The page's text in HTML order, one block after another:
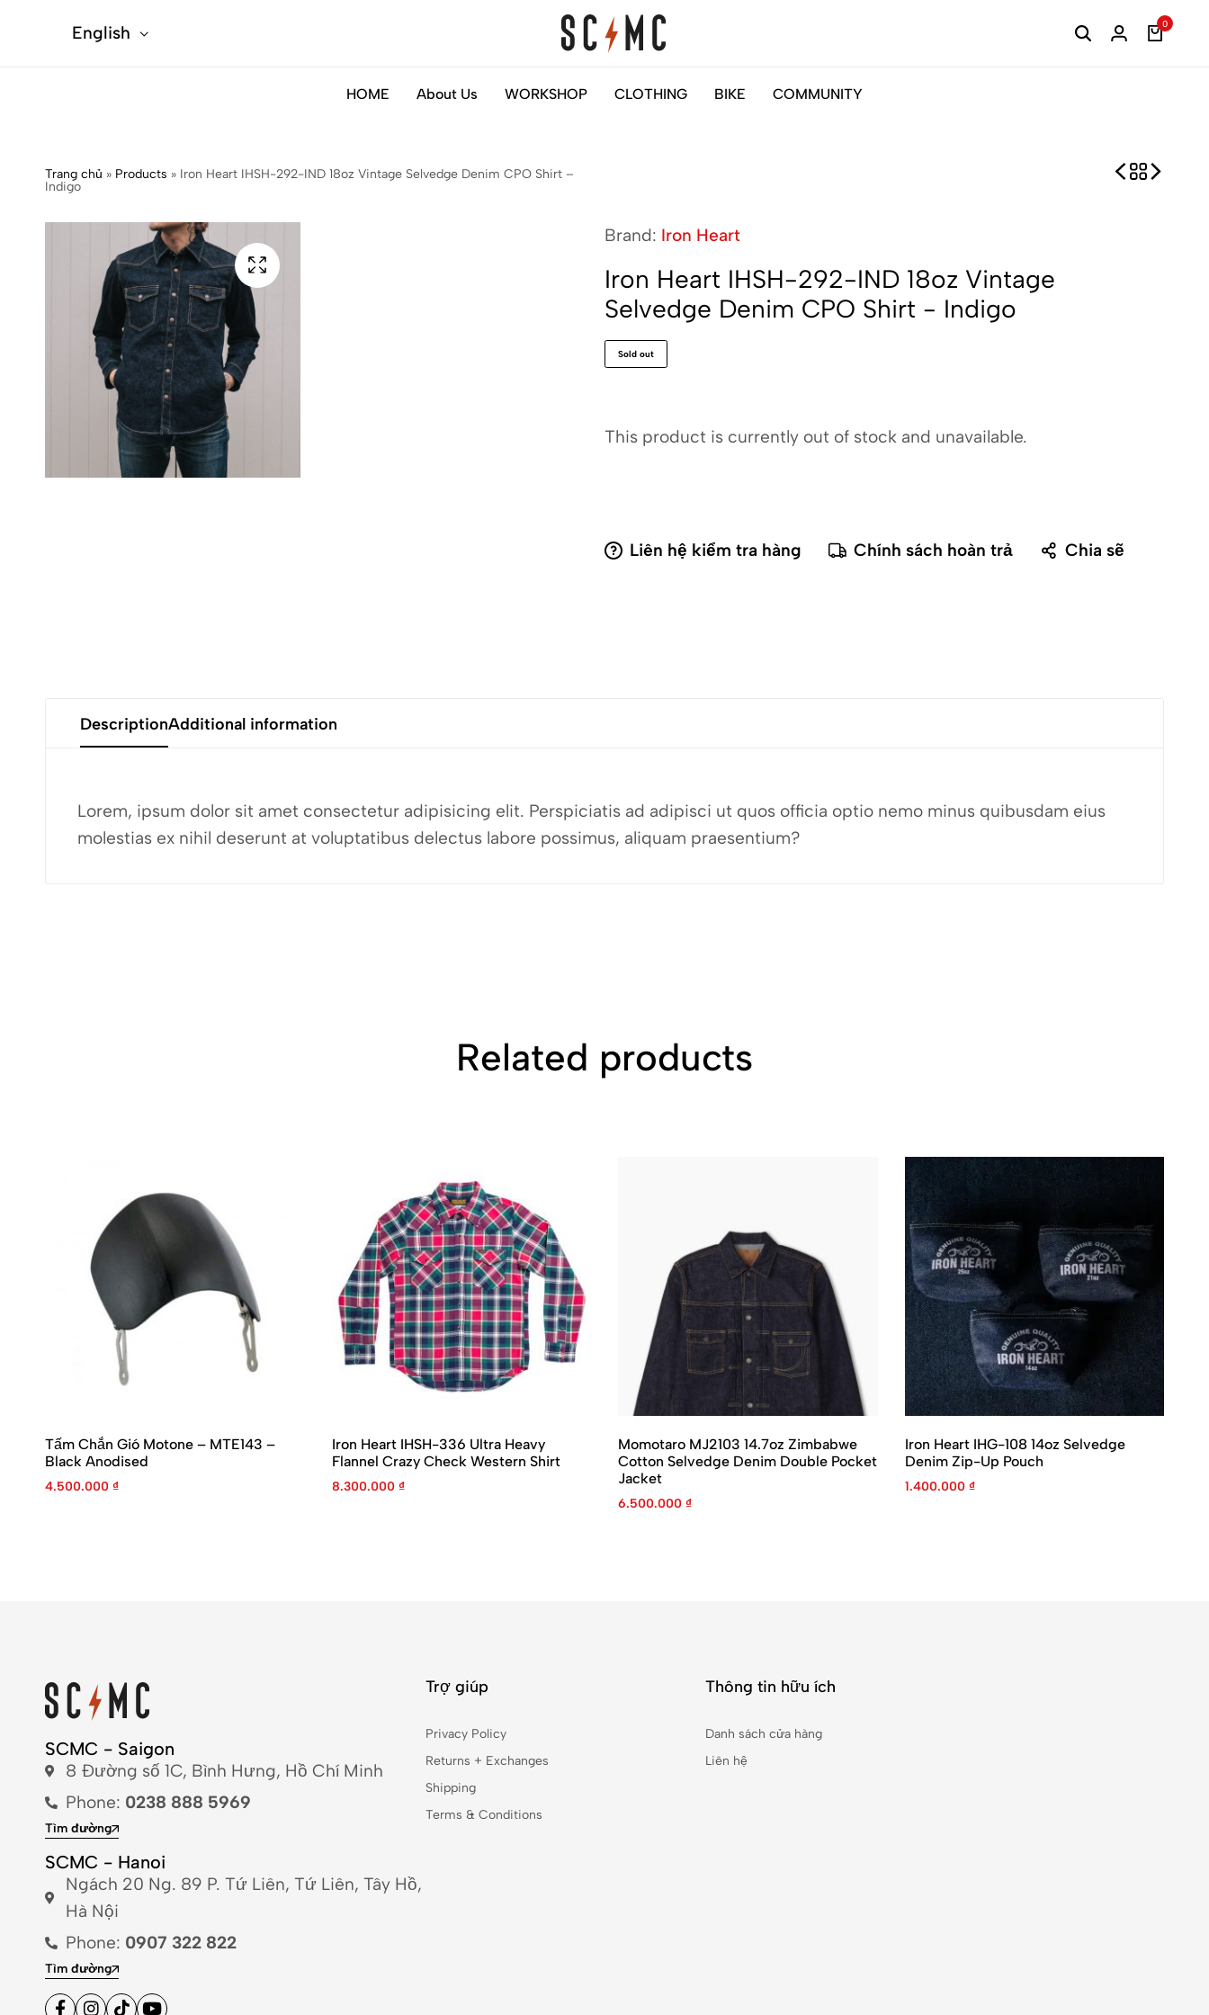
English
Classic
you
your
motorbike
0
HOME About Us WORKSHOP CLOTHING BIKE COMMUNITY
Trang chủ » Products » Iron Heart IHSH-292-IND 18oz Vintage Selvedge Denim CPO Shirt –
Indigo
Brand: Iron Heart
Iron Heart IHSH-292-IND 18oz Vintage
Selvedge Denim CPO Shirt - Indigo
Sold out
This product is currently out of stock and unavailable.
Liên hệ kiểm tra hàng Chính sách hoàn trả Chia sẽ
DescriptionAdditional information
Lorem, ipsum dolor sit amet consectetur adipisicing elit. Perspiciatis ad adipisci ut quos officia optio nemo minus quibusdam eius
molestias ex nihil deserunt at voluptatibus delectus labore possimus, aliquam praesentium?
Related products
Tấm Chắn Gió Motone – MTE143 –
Black Anodised
4.500.000 ₫
Iron Heart IHSH-336 Ultra Heavy
Flannel Crazy Check Western Shirt
8.300.000 ₫
Momotaro MJ2103 14.7oz Zimbabwe
Cotton Selvedge Denim Double Pocket
Jacket
6.500.000 ₫
Iron Heart IHG-108 14oz Selvedge
Denim Zip-Up Pouch
1.400.000 ₫
SCMC - Saigon
8 Đường số 1C, Bình Hưng, Hồ Chí Minh
Phone: 0238 888 5969
Tìm đường
SCMC - Hanoi
Ngách 20 Ng. 89 P. Tứ Liên, Tứ Liên, Tây Hồ,
Hà Nội
Phone: 0907 322 822
Tìm đường
Trợ giúp
Privacy Policy
Returns + Exchanges
Shipping
Terms & Conditions
Thông tin hữu ích
Danh sách cửa hàng
Liên hệ